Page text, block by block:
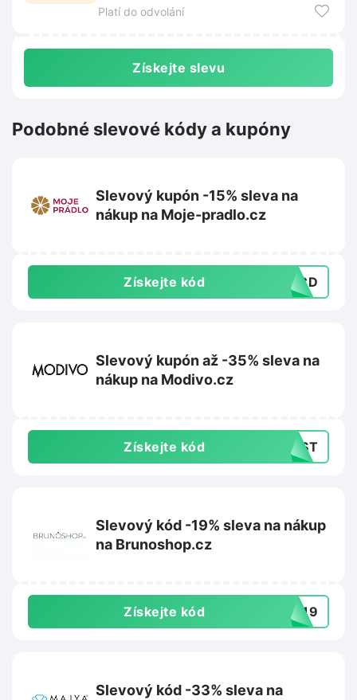
Platí do odvolání
Získejte slevu
Podobné slevové kódy a kupóny
Slevový kupón -15% sleva na
nákup na Moje-pradlo.cz
Získejte kód 28CD
Slevový kupón až -35% sleva na
nákup na Modivo.cz
Získejte kód LAST
Slevový kód -19% sleva na nákup
na Brunoshop.cz
Získejte kód NI19
Slevový kód -33% sleva na